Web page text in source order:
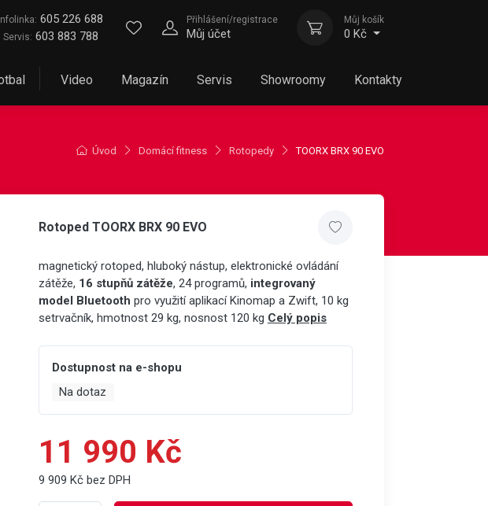
Infolinka: 605 226 688
Servis: 603 883 788
Přihlášení/registrace
Můj účet
Můj košík
0 Kč
Video Magazín Servis Showroomy Kontakty
Úvod Domácí fitness Rotopedy TOORX BRX 90 EVO
Rotoped TOORX BRX 90 EVO
magnetický rotoped, hluboký nástup, elektronické ovládání
zátěže, 16 stupňů zátěže, 24 programů, integrovaný
model Bluetooth pro využití aplikací Kinomap a Zwift, 10 kg
setrvačník, hmotnost 29 kg, nosnost 120 kg Celý popis
Dostupnost na e-shopu
Na dotaz
11 990 Kč
9 909 Kč bez DPH